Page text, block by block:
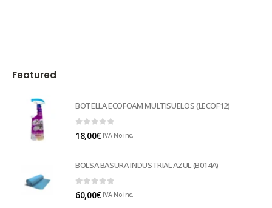
Featured
BOTELLA ECOFOAM MULTISUELOS (LECOF12)
0 out of 5
18,00€ IVA No inc.
BOLSA BASURA INDUSTRIAL AZUL (B014A)
0 out of 5
60,00€ IVA No inc.